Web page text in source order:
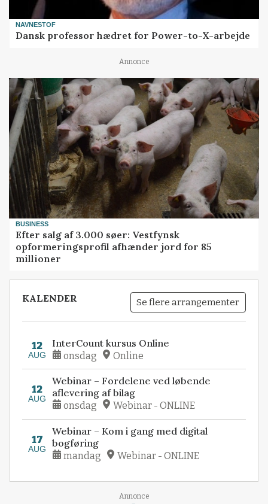
NAVNESTOF
Dansk professor hædret for Power-to-X-arbejde
Annonce
BUSINESS
Efter salg af 3.000 søer: Vestfynsk
opformeringsprofil afhænder jord for 85
millioner
KALENDER Se flere arrangementer
12
AUG
InterCount kursus Online
onsdag Online
12
AUG
Webinar – Fordelene ved løbende
aflevering af bilag
onsdag Webinar - ONLINE
17
AUG
Webinar – Kom i gang med digital
bogføring
mandag Webinar - ONLINE
Annonce